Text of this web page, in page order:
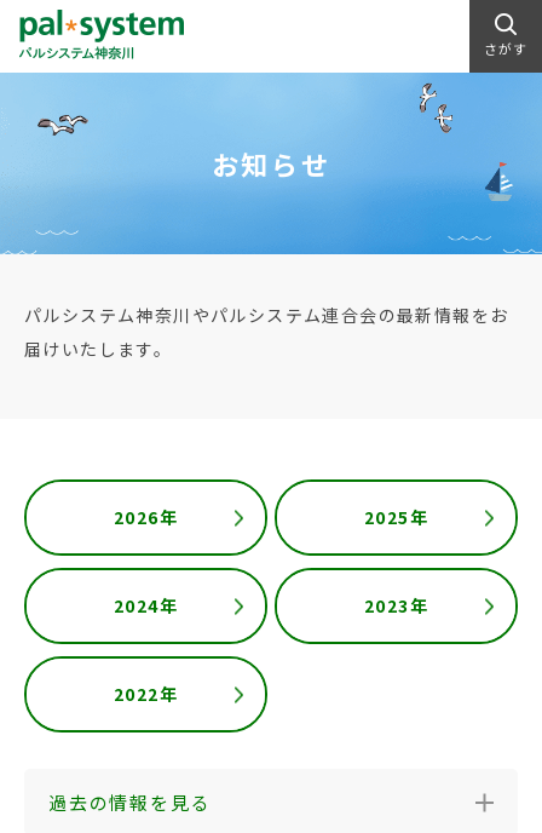
さがす
お知らせ
パルシステム神奈川やパルシステム連合会の最新情報をお
届けいたします。
2026年 2025年
2024年 2023年
2022年
過去の情報を見る